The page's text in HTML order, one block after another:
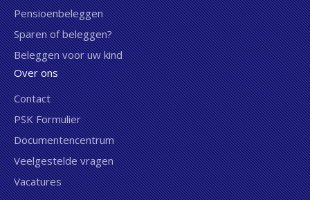
Pensioenbeleggen
Sparen of beleggen?
Beleggen voor uw kind
Over ons
Contact
PSK Formulier
Documentencentrum
Veelgestelde vragen
Vacatures